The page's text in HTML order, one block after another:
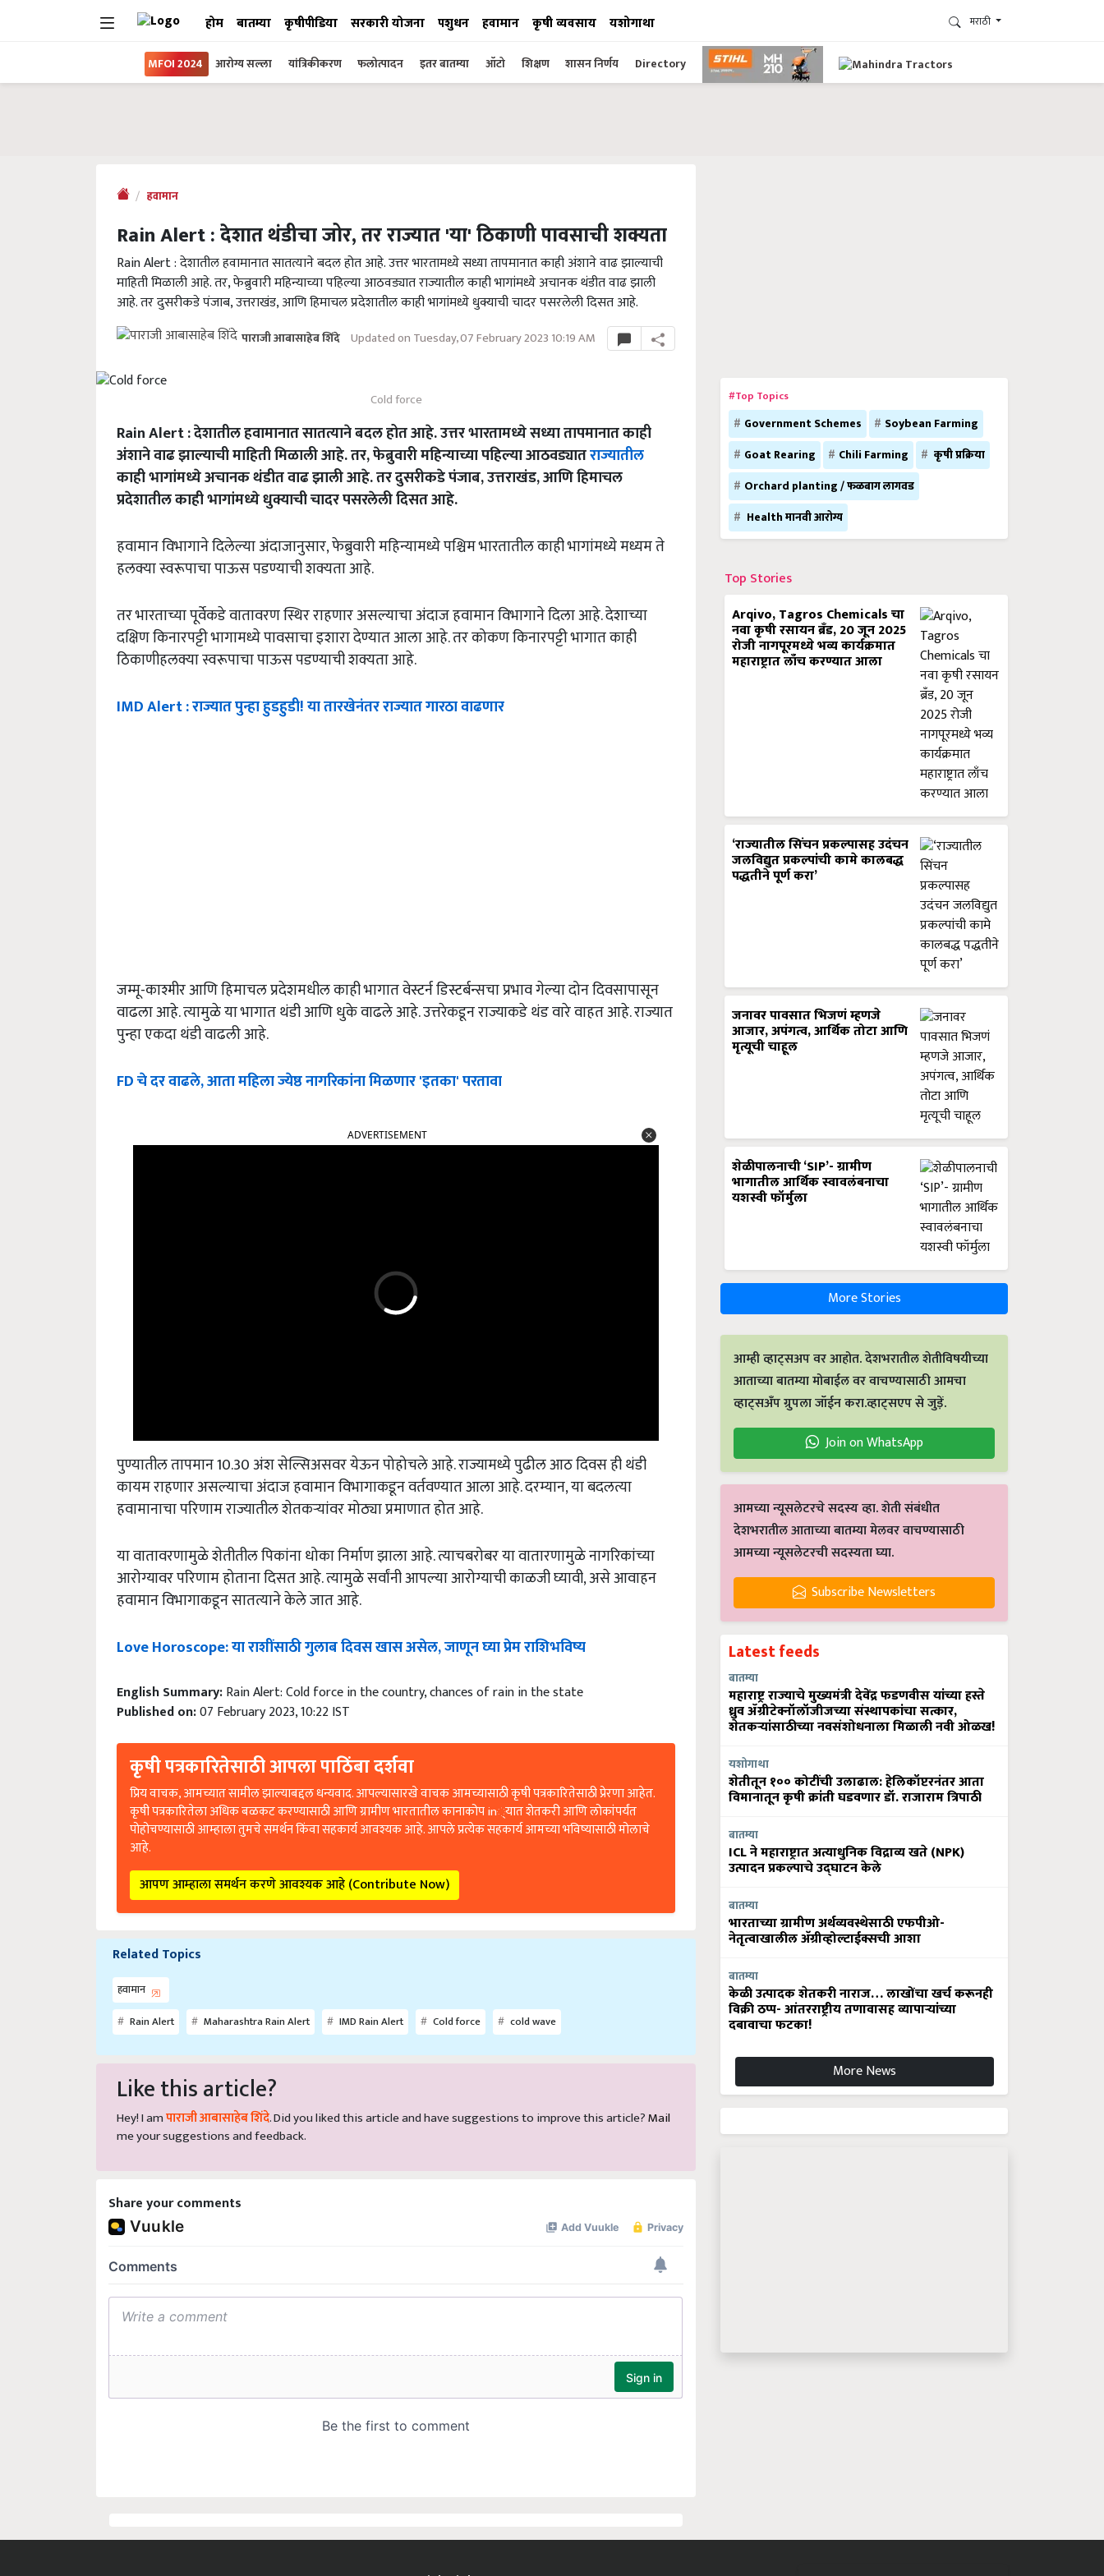
होम बातम्या कृषीपीडिया सरकारी योजना पशुधन हवामान कृषी व्यवसाय यशोगाथा मराठी
MFOI 2024 आरोग्य सल्ला यांत्रिकीकरण फलोत्पादन इतर बातम्या ऑटो शिक्षण शासन निर्णय Directory
हवामान
Rain Alert : देशात थंडीचा जोर, तर राज्यात 'या' ठिकाणी पावसाची शक्यता
Rain Alert : देशातील हवामानात सातत्याने बदल होत आहे. उत्तर भारतामध्ये सध्या तापमानात काही अंशाने वाढ झाल्याची
माहिती मिळाली आहे. तर, फेब्रुवारी महिन्याच्या पहिल्या आठवड्यात राज्यातील काही भागांमध्ये अचानक थंडीत वाढ झाली
आहे. तर दुसरीकडे पंजाब, उत्तराखंड, आणि हिमाचल प्रदेशातील काही भागांमध्ये धुक्याची चादर पसरलेली दिसत आहे.
पाराजी आबासाहेब शिंदे Updated on Tuesday, 07 February 2023 10:19 AM
Cold force
Rain Alert : देशातील हवामानात सातत्याने बदल होत आहे. उत्तर भारतामध्ये सध्या तापमानात काही
अंशाने वाढ झाल्याची माहिती मिळाली आहे. तर, फेब्रुवारी महिन्याच्या पहिल्या आठवड्यातराज्यातील
काही भागांमध्ये अचानक थंडीत वाढ झाली आहे. तर दुसरीकडे पंजाब, उत्तराखंड, आणि हिमाचल
प्रदेशातील काही भागांमध्ये धुक्याची चादर पसरलेली दिसत आहे.
हवामान विभागाने दिलेल्या अंदाजानुसार, फेब्रुवारी महिन्यामध्ये पश्चिम भारतातील काही भागांमध्ये मध्यम ते
हलक्या स्वरूपाचा पाऊस पडण्याची शक्यता आहे.
तर भारताच्या पूर्वेकडे वातावरण स्थिर राहणार असल्याचा अंदाज हवामान विभागाने दिला आहे. देशाच्या
दक्षिण किनारपट्टी भागामध्ये पावसाचा इशारा देण्यात आला आहे. तर कोकण किनारपट्टी भागात काही
ठिकाणीहलक्या स्वरूपाचा पाऊस पडण्याची शक्यता आहे.
IMD Alert : राज्यात पुन्हा हुडहुडी! या तारखेनंतर राज्यात गारठा वाढणार
जम्मू-काश्मीर आणि हिमाचल प्रदेशमधील काही भागात वेस्टर्न डिस्टर्बन्सचा प्रभाव गेल्या दोन दिवसापासून
वाढला आहे. त्यामुळे या भागात थंडी आणि धुके वाढले आहे. उत्तरेकडून राज्याकडे थंड वारे वाहत आहे. राज्यात
पुन्हा एकदा थंडी वाढली आहे.
FD चे दर वाढले, आता महिला ज्येष्ठ नागरिकांना मिळणार 'इतका' परतावा
पुण्यातील तापमान 10.30 अंश सेल्सिअसवर येऊन पोहोचले आहे. राज्यामध्ये पुढील आठ दिवस ही थंडी
कायम राहणार असल्याचा अंदाज हवामान विभागाकडून वर्तवण्यात आला आहे. दरम्यान, या बदलत्या
हवामानाचा परिणाम राज्यातील शेतकऱ्यांवर मोठ्या प्रमाणात होत आहे.
या वातावरणामुळे शेतीतील पिकांना धोका निर्माण झाला आहे. त्याचबरोबर या वातारणामुळे नागरिकांच्या
आरोग्यावर परिणाम होताना दिसत आहे. त्यामुळे सर्वांनी आपल्या आरोग्याची काळजी घ्यावी, असे आवाहन
हवामान विभागाकडून सातत्याने केले जात आहे.
Love Horoscope: या राशींसाठी गुलाब दिवस खास असेल, जाणून घ्या प्रेम राशिभविष्य
English Summary: Rain Alert: Cold force in the country, chances of rain in the state
Published on:07 February 2023, 10:22 IST
कृषी पत्रकारितेसाठी आपला पाठिंबा दर्शवा
प्रिय वाचक, आमच्यात सामील झाल्याबद्दल धन्यवाद. आपल्यासारखे वाचक आमच्यासाठी कृषी पत्रकारितेसाठी प्रेरणा आहेत.
कृषी पत्रकारितेला अधिक बळकट करण्यासाठी आणि ग्रामीण भारतातील कानाकोप in्यात शेतकरी आणि लोकांपर्यंत
पोहोचण्यासाठी आम्हाला तुमचे समर्थन किंवा सहकार्य आवश्यक आहे. आपले प्रत्येक सहकार्य आमच्या भविष्यासाठी मोलाचे
आहे.
आपण आम्हाला समर्थन करणे आवश्यक आहे (Contribute Now)
Related Topics
हवामान
Rain Alert
Maharashtra Rain Alert IMD Rain Alert Cold force cold wave
Like this article?
Hey! I am पाराजी आबासाहेब शिंदे . Did you liked this article and have suggestions to improve this article? Mail
me your suggestions and feedback.
Share your comments
#Top Topics
Government Schemes
Soybean Farming
Goat Rearing
Chili Farming
कृषी प्रक्रिया
Orchard planting / फळबाग लागवड
Health मानवी आरोग्य
Top Stories
Arqivo, Tagros Chemicals चा
नवा कृषी रसायन ब्रँड, 20 जून 2025
रोजी नागपूरमध्ये भव्य कार्यक्रमात
महाराष्ट्रात लाँच करण्यात आला
‘राज्यातील सिंचन प्रकल्पासह उदंचन
जलविद्युत प्रकल्पांची कामे कालबद्ध
पद्धतीने पूर्ण करा’
जनावर पावसात भिजणं म्हणजे
आजार, अपंगत्व, आर्थिक तोटा आणि
मृत्यूची चाहूल
शेळीपालनाची ‘SIP’- ग्रामीण
भागातील आर्थिक स्वावलंबनाचा
यशस्वी फॉर्मुला
More Stories
आम्ही व्हाट्सअप वर आहोत. देशभरातील शेतीविषयीच्या
आताच्या बातम्या मोबाईल वर वाचण्यासाठी आमचा
व्हाट्सअँप ग्रुपला जॉईन करा.व्हाट्सएप से जुड़ें.
Join on WhatsApp
आमच्या न्यूसलेटरचे सदस्य व्हा. शेती संबंधीत
देशभरातील आताच्या बातम्या मेलवर वाचण्यासाठी
आमच्या न्यूसलेटरची सदस्यता घ्या.
Subscribe Newsletters
Latest feeds
बातम्या
महाराष्ट्र राज्याचे मुख्यमंत्री देवेंद्र फडणवीस यांच्या हस्ते
ध्रुव ॲग्रीटेक्नॉलॉजीजच्या संस्थापकांचा सत्कार,
शेतकऱ्यांसाठीच्या नवसंशोधनाला मिळाली नवी ओळख!
यशोगाथा
शेतीतून १०० कोटींची उलाढाल: हेलिकॉप्टरनंतर आता
विमानातून कृषी क्रांती घडवणार डॉ. राजाराम त्रिपाठी
बातम्या
ICL ने महाराष्ट्रात अत्याधुनिक विद्राव्य खते (NPK)
उत्पादन प्रकल्पाचे उद्घाटन केले
बातम्या
भारताच्या ग्रामीण अर्थव्यवस्थेसाठी एफपीओ-
नेतृत्वाखालील अ‍ॅग्रीव्होल्टाईक्सची आशा
बातम्या
केळी उत्पादक शेतकरी नाराज… लाखोंचा खर्च करूनही
विक्री ठप्प- आंतरराष्ट्रीय तणावासह व्यापाऱ्यांच्या
दबावाचा फटका!
More News